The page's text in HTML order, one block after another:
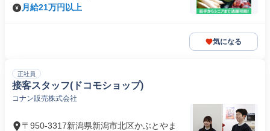
月給21万円以上
気になる
正社員
接客スタッフ(ドコモショップ)
コナン販売株式会社
〒950-3317新潟県新潟市北区かぶとやま